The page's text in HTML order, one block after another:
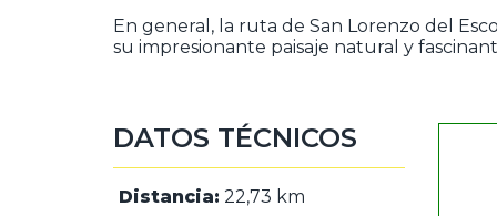
En general, la ruta de San Lorenzo del
su impresionante paisaje natural y
DATOS TÉCNICOS
Distancia: 22,73 km